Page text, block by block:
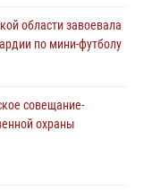
области завоевала
по мини-футболу
совещание-
охраны